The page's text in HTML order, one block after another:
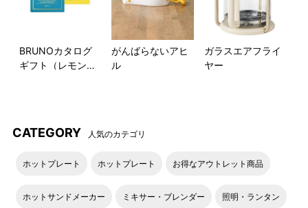
ボリス
BRUNOカタログ
ギフト（レモンイ
がんばらないアヒ
ル
ガラスエアフライ
ヤー
CATEGORY 人気のカテゴリ
ホットプレート ホットプレート お得なアウトレット商品
ホットサンドメーカー ミキサー・ブレンダー 照明・ランタン